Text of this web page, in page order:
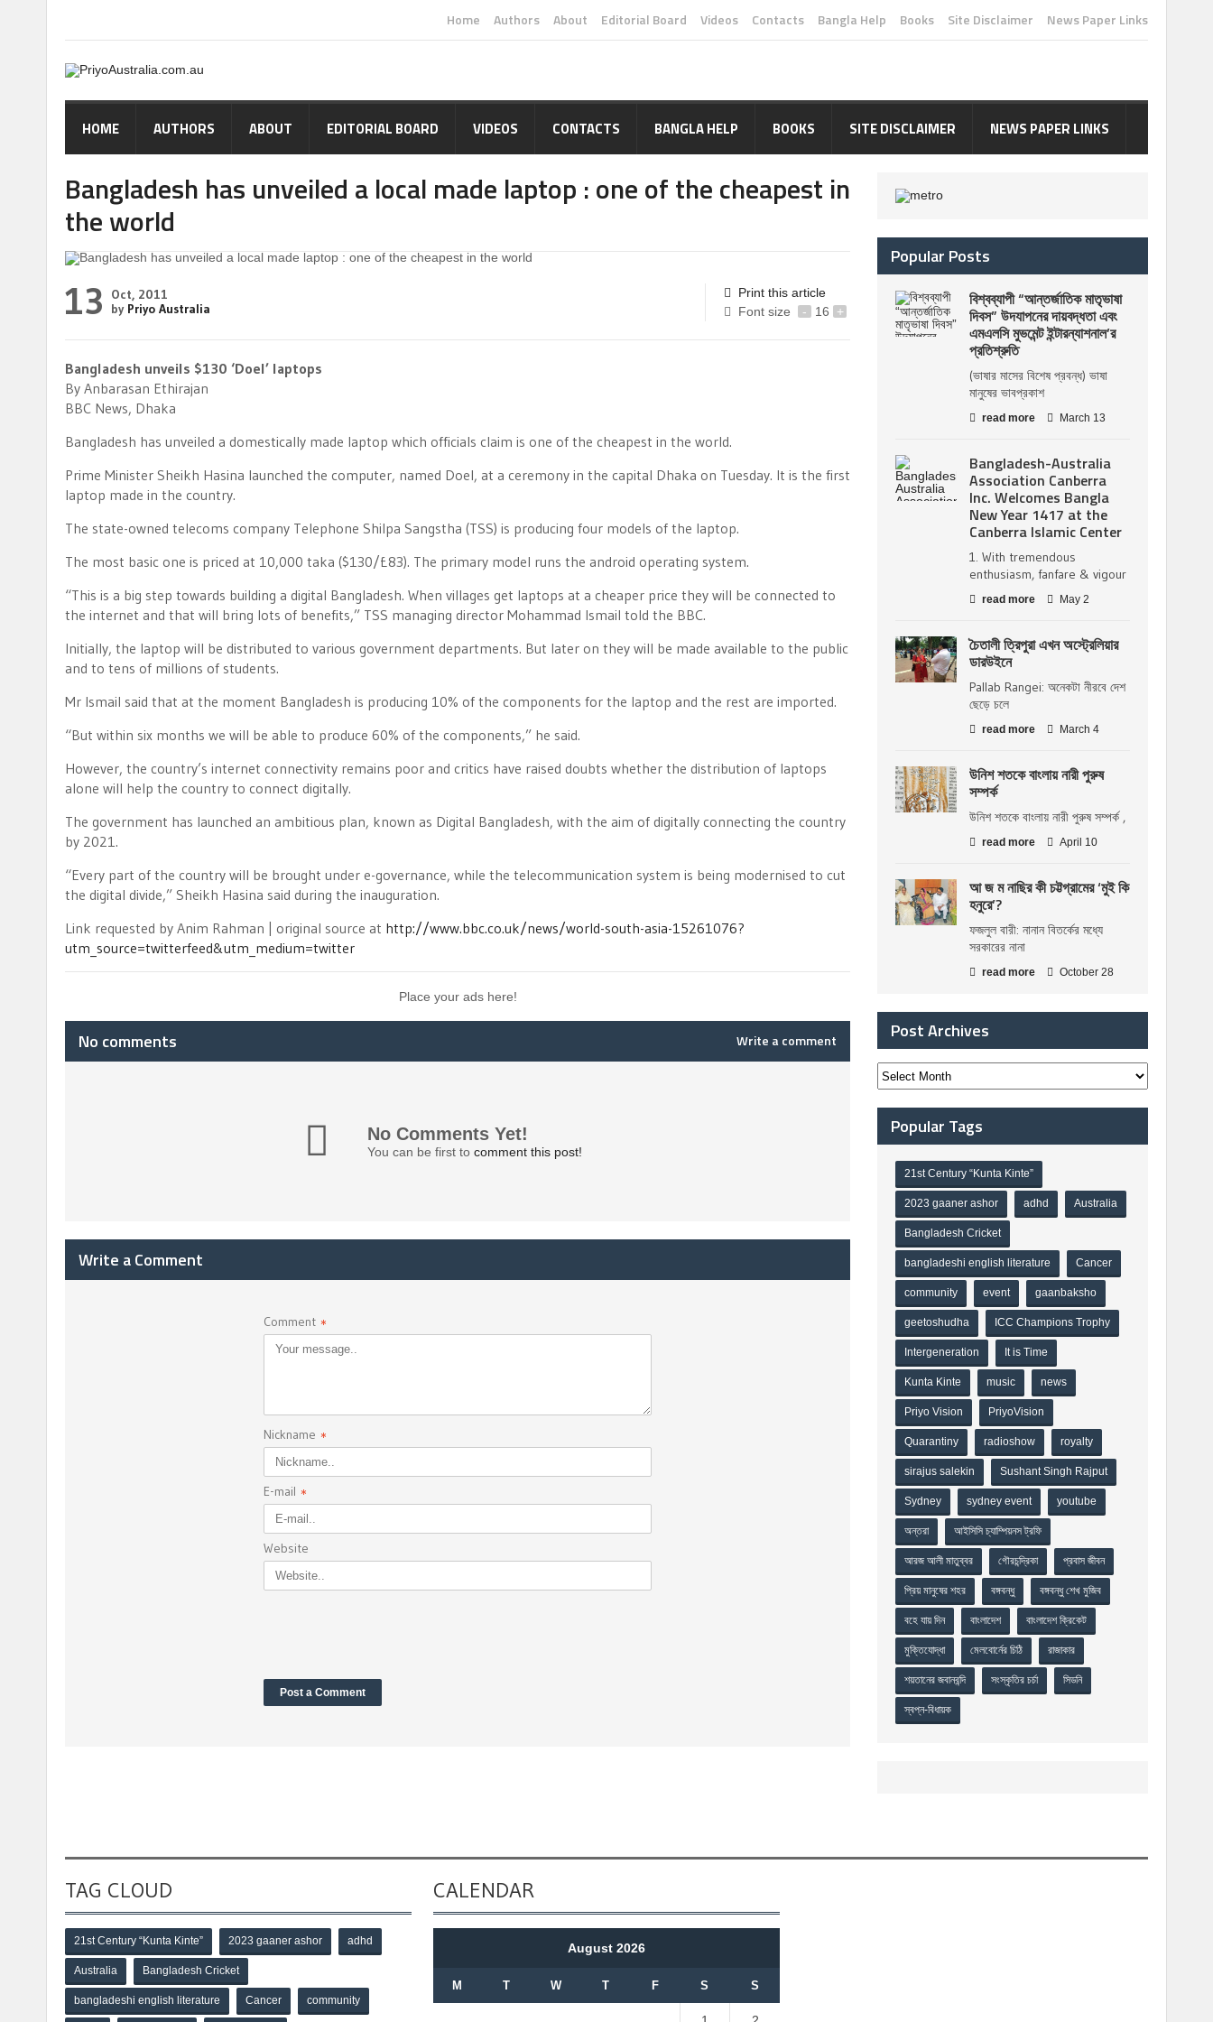
Home Authors About Editorial Board Videos Contacts Bangla Help Books Site Disclaimer News Paper Links
HOME AUTHORS ABOUT EDITORIAL BOARD VIDEOS CONTACTS BANGLA HELP BOOKS SITE DISCLAIMER NEWS PAPER LINKS
Bangladesh has unveiled a local made laptop : one of the cheapest in
the world
13
Oct, 2011
by Priyo Australia
Print this article
Font size
- 16 +
Bangladesh unveils $130 ‘Doel’ laptops
By Anbarasan Ethirajan
BBC News, Dhaka
Bangladesh has unveiled a domestically made laptop which officials claim is one of the cheapest in the world.
Prime Minister Sheikh Hasina launched the computer, named Doel, at a ceremony in the capital Dhaka on Tuesday. It is the first
laptop made in the country.
The state-owned telecoms company Telephone Shilpa Sangstha (TSS) is producing four models of the laptop.
The most basic one is priced at 10,000 taka ($130/£83). The primary model runs the android operating system.
“This is a big step towards building a digital Bangladesh. When villages get laptops at a cheaper price they will be connected to
the internet and that will bring lots of benefits,” TSS managing director Mohammad Ismail told the BBC.
Initially, the laptop will be distributed to various government departments. But later on they will be made available to the public
and to tens of millions of students.
Mr Ismail said that at the moment Bangladesh is producing 10% of the components for the laptop and the rest are imported.
“But within six months we will be able to produce 60% of the components,” he said.
However, the country’s internet connectivity remains poor and critics have raised doubts whether the distribution of laptops
alone will help the country to connect digitally.
The government has launched an ambitious plan, known as Digital Bangladesh, with the aim of digitally connecting the country
by 2021.
“Every part of the country will be brought under e-governance, while the telecommunication system is being modernised to cut
the digital divide,” Sheikh Hasina said during the inauguration.
Link requested by Anim Rahman | original source at http://www.bbc.co.uk/news/world-south-asia-15261076?
utm_source=twitterfeed&utm_medium=twitter
Place your ads here!
No comments Write a comment
No Comments Yet!
You can be first to comment this post!
Write a Comment
Comment *
Nickname *
E-mail *
Website
Popular Posts
বিশ্বব্যাপী “আন্তর্জাতিক মাতৃভাষা
দিবস” উদযাপনের দায়বদ্ধতা এবং
এমএলসি মুভমেন্ট ইন্টারন্যাশনাল’র
প্রতিশ্রুতি
(ভাষার মাসের বিশেষ প্রবন্ধ) ভাষা
মানুষের ভাবপ্রকাশ
read more March 13
Bangladesh-Australia
Association Canberra
Inc. Welcomes Bangla
New Year 1417 at the
Canberra Islamic Center
1. With tremendous
enthusiasm, fanfare & vigour
read more May 2
চৈতালী ত্রিপুরা এখন অস্ট্রেলিয়ার
ডারউইনে
Pallab Rangei: অনেকটা নীরবে দেশ
ছেড়ে চলে
read more March 4
উনিশ শতকে বাংলায় নারী পুরুষ
সম্পর্ক
উনিশ শতকে বাংলায় নারী পুরুষ সম্পর্ক ,
read more April 10
আ জ ম নাছির কী চট্টগ্রামের ‘মুই কি
হনুরে’?
ফজলুল বারী: নানান বিতর্কের মধ্যে
সরকারের নানা
read more October 28
Post Archives
Popular Tags
21st Century “Kunta Kinte”
2023 gaaner ashor adhd Australia
Bangladesh Cricket
bangladeshi english literature Cancer
community event gaanbaksho
geetoshudha ICC Champions Trophy
Intergeneration It is Time
Kunta Kinte music news
Priyo Vision PriyoVision
Quarantiny radioshow royalty
sirajus salekin Sushant Singh Rajput
Sydney sydney event youtube
অন্তরা আইসিসি চ্যাম্পিয়নস ট্রফি
আরজ আলী মাতুব্বর গৌরচন্দ্রিকা প্রবাস জীবন
প্রিয় মানুষের শহর বঙ্গবন্ধু বঙ্গবন্ধু শেখ মুজিব
বহে যায় দিন বাংলাদেশ বাংলাদেশ ক্রিকেট
মুক্তিযোদ্ধা মেলবোর্নের চিঠি রাজাকার
শয়তানের জবানবন্দি সংস্কৃতির চর্চা সিডনি
স্বপ্ন-বিধায়ক
TAG CLOUD
21st Century “Kunta Kinte” 2023 gaaner ashor adhd
Australia Bangladesh Cricket
bangladeshi english literature Cancer community
CALENDAR
August 2026
M T W T F S S